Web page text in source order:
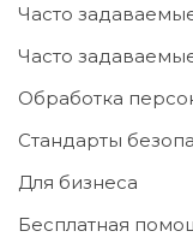
Часто
Часто
Обработка
Стандарты
Для бизнеса
Бесплатная